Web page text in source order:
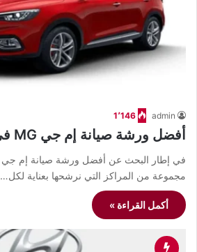
admin 1٬146
أفضل ورشة صيانة إم جي MG في الرياض
مجموعة من المراكز التي نرشحها بعناية لكل…
أكمل القراءة »